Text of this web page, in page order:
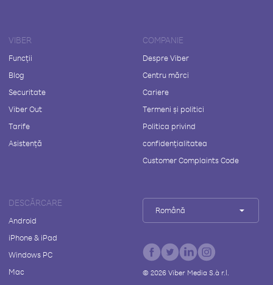
VIBER
Funcții
Blog
Securitate
Viber Out
Tarife
Asistență
COMPANIE
Despre Viber
Centru mărci
Cariere
Termeni și politici
Politica privind
confidențialitatea
Customer Complaints Code
DESCĂRCARE
Android
iPhone & iPad
Windows PC
Mac
Română
© 2026Viber Media S.à r.l.